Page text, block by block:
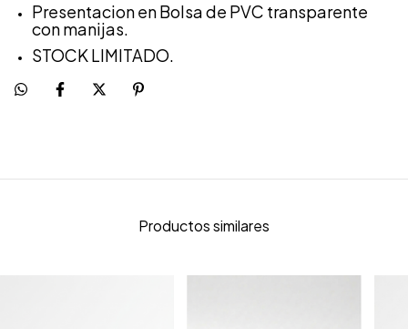
Presentacion en Bolsa de PVC transparente
con manijas.
STOCK LIMITADO.
Productos similares